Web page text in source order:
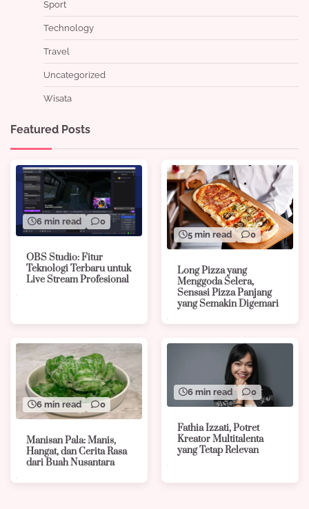
Sport
Technology
Travel
Uncategorized
Wisata
Featured Posts
6 min read 0
OBS Studio: Fitur
Teknologi Terbaru untuk
Live Stream Profesional
5 min read 0
Long Pizza yang
Menggoda Selera,
Sensasi Pizza Panjang
yang Semakin Digemari
6 min read 0
Manisan Pala: Manis,
Hangat, dan Cerita Rasa
dari Buah Nusantara
6 min read 0
Fathia Izzati, Potret
Kreator Multitalenta
yang Tetap Relevan